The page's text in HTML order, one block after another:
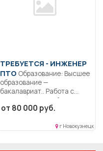
ТРЕБУЕТСЯ - ИНЖЕНЕР
ПТО
образование —
бакалавриат.. Работа с
проектно-сметной
документацией;...
от 80 000 руб.
г Новокузнецк